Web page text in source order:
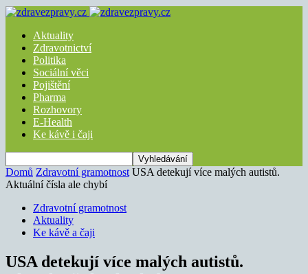
Aktuality
Zdravotnictví
Politika
Sociální věci
Pojištění
Pharma
Rozhovory
E-Health
Ke kávě i čaji
Domů Zdravotní gramotnost USA detekují více malých autistů.
Aktuální čísla ale chybí
Zdravotní gramotnost
Aktuality
Ke kávě a čaji
USA detekují více malých autistů.